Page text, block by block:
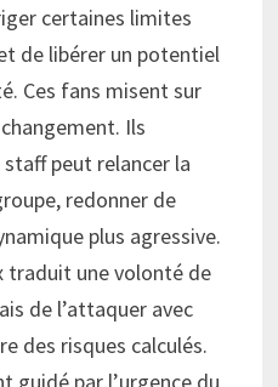
certaines limites
de libérer un potentiel
Ces fans misent sur
Ils
peut relancer la
redonner de
plus agressive.
traduit une volonté de
de l’attaquer avec
des risques calculés.